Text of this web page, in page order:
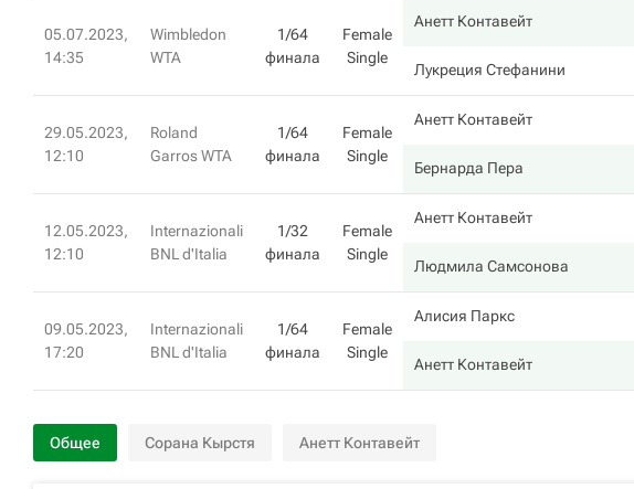
05.07.2023,
14:35
Wimbledon
WTA
1/64
финала
Female
Single
Анетт Контавейт
Лукреция Стефанини
29.05.2023,
12:10
Roland
Garros WTA
1/64
финала
Female
Single
Анетт Контавейт
Бернарда Пера
12.05.2023,
12:10
Internazionali
BNL d'Italia
1/32
финала
Female
Single
Анетт Контавейт
Людмила Самсонова
09.05.2023,
17:20
Internazionali
BNL d'Italia
1/64
финала
Female
Single
Алисия Паркс
Анетт Контавейт
Общее Сорана Кырстя Анетт Контавейт